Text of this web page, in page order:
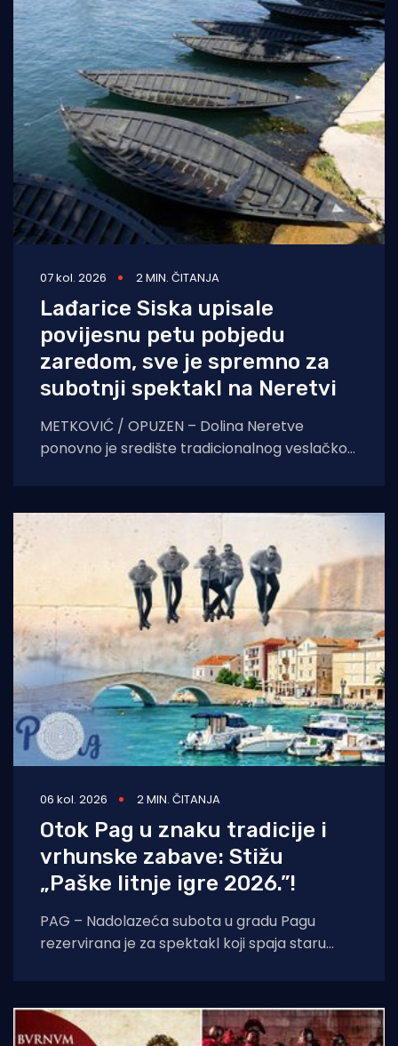
07 kol. 2026 2 MIN. ČITANJA
Lađarice Siska upisale
povijesnu petu pobjedu
zaredom, sve je spremno za
subotnji spektakl na Neretvi
METKOVIĆ / OPUZEN – Dolina Neretve
ponovno je središte tradicionalnog veslačkog
06 kol. 2026 2 MIN. ČITANJA
Otok Pag u znaku tradicije i
vrhunske zabave: Stižu
„Paške litnje igre 2026.”!
PAG – Nadolazeća subota u gradu Pagu
rezervirana je za spektakl koji spaja staru